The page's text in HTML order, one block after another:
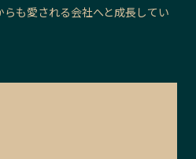
も愛される会社へと成長してい